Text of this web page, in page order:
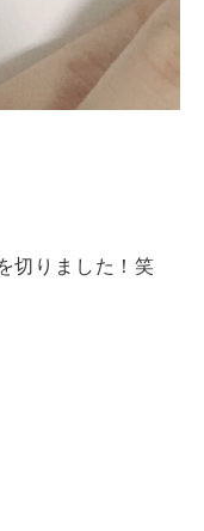
切りました！笑